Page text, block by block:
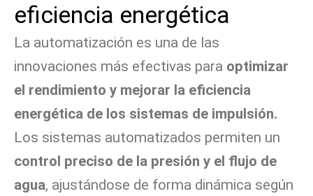
eficiencia energética
La automatización es una de las
innovaciones más efectivas para optimizar
el rendimiento y mejorar la eficiencia
energética de los sistemas de impulsión.
Los sistemas automatizados permiten un
control preciso de la presión y el flujo de
agua, ajustándose de forma dinámica según